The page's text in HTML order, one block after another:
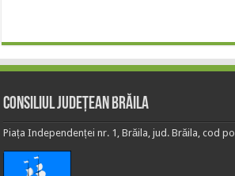
Consiliul Județean Brăila
Piața Independenței nr. 1, Brăila, jud. Brăila, cod